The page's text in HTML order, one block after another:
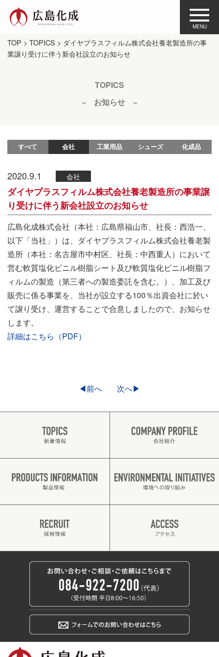
TOP > TOPICS > ダイヤプラスフィルム株式会社養老製造所の事
業譲り受けに伴う新会社設立のお知らせ
TOPICS
− お知らせ −
すべて 会社 工業用品 シューズ 化成品
2020.9.1 会社
ダイヤプラスフィルム株式会社養老製造所の事業譲
り受けに伴う新会社設立のお知らせ
広島化成株式会社（本社：広島県福山市、社長：西浩一、
以下「当社」）は、ダイヤプラスフィルム株式会社養老製
造所（本社：名古屋市中村区、社長：中西重人）において
営む軟質塩化ビニル樹脂シート及び軟質塩化ビニル樹脂フ
ィルムの製造（第三者への製造委託を含む。）、加工及び
販売に係る事業を、当社が設立する100％出資会社に於い
て譲り受け、運営することで合意しましたので、お知らせ
します。
詳細はこちら（PDF）
◀前へ 次へ▶